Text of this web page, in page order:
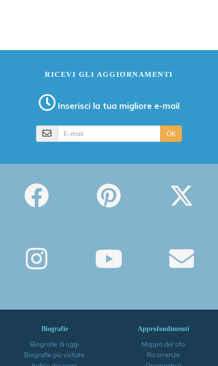
RICEVI GLI AGGIORNAMENTI
Inserisci la tua migliore e-mail
OK
Biografie
Biografie di oggi
Biografie più visitate
Approfondimenti
Mappa del sito
Ricorrenze